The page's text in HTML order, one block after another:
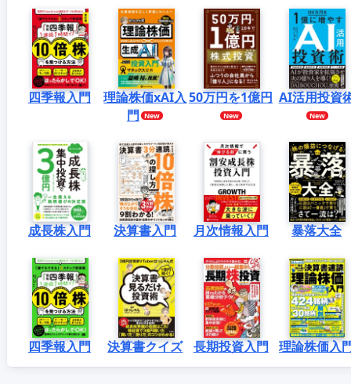
四季報入門
理論株価xAI入
門
50万円を1億円 AI活用投資
成長株入門 決算書入門 月次情報入門 暴落大全
四季報入門 決算書クイズ 長期投資入門 理論株価入